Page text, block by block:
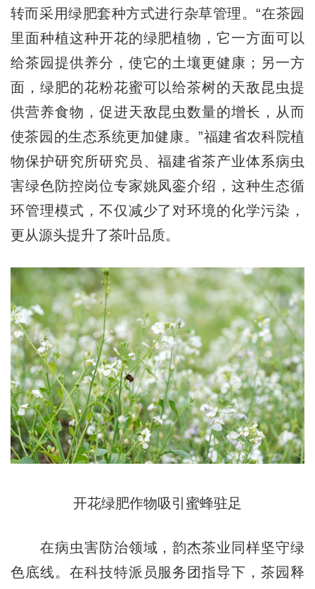
转而采用绿肥套种方式进行杂草管理。“在茶园
里面种植这种开花的绿肥植物，它一方面可以
给茶园提供养分，使它的土壤更健康；另一方
面，绿肥的花粉花蜜可以给茶树的天敌昆虫提
供营养食物，促进天敌昆虫数量的增长，从而
使茶园的生态系统更加健康。”福建省农科院植
物保护研究所研究员、福建省茶产业体系病虫
害绿色防控岗位专家姚凤銮介绍，这种生态循
环管理模式，不仅减少了对环境的化学污染，
更从源头提升了茶叶品质。
开花绿肥作物吸引蜜蜂驻足
在病虫害防治领域，韵杰茶业同样坚守绿
色底线。在科技特派员服务团指导下，茶园释